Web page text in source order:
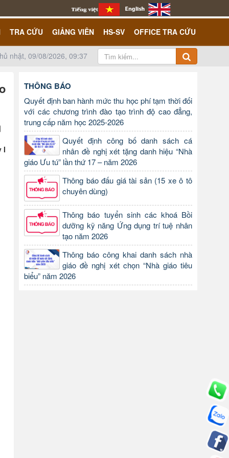
TRA CỨU GIẢNG VIÊN HS-SV OFFICE TRA CỨU
nhật, 09/08/2026, 09:37
I
THÔNG BÁO
Quyết định ban hành mức thu học phí tạm thời đối
với các chương trình đào tạo trình độ cao đẳng,
trung cấp năm học 2025-2026
Quyết định công bố danh sách cá
nhân đề nghị xét tặng danh hiệu “Nhà
giáo Ưu tú” lần thứ 17 – năm 2026
Thông báo đấu giá tài sản (15 xe ô tô
chuyên dùng)
Thông báo tuyển sinh các khoá Bồi
dưỡng kỹ năng Ứng dụng trí tuệ nhân
tạo năm 2026
Thông báo công khai danh sách nhà
giáo đề nghị xét chọn “Nhà giáo tiêu
biểu” năm 2026